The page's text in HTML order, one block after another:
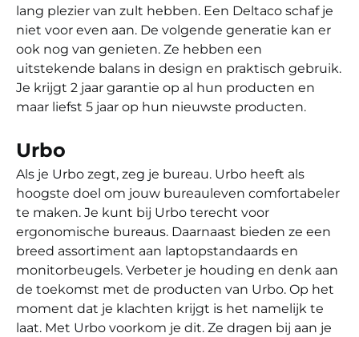
lang plezier van zult hebben. Een Deltaco schaf je
niet voor even aan. De volgende generatie kan er
ook nog van genieten. Ze hebben een
uitstekende balans in design en praktisch gebruik.
Je krijgt 2 jaar garantie op al hun producten en
maar liefst 5 jaar op hun nieuwste producten.
Urbo
Als je Urbo zegt, zeg je bureau. Urbo heeft als
hoogste doel om jouw bureauleven comfortabeler
te maken. Je kunt bij Urbo terecht voor
ergonomische bureaus. Daarnaast bieden ze een
breed assortiment aan laptopstandaards en
monitorbeugels. Verbeter je houding en denk aan
de toekomst met de producten van Urbo. Op het
moment dat je klachten krijgt is het namelijk te
laat. Met Urbo voorkom je dit. Ze dragen bij aan je